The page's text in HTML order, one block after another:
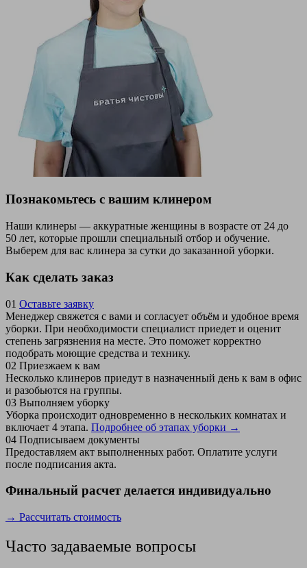
Познакомьтесь с вашим клинером
Наши клинеры — аккуратные женщины в возрасте от 24 до
50 лет, которые прошли специальный отбор и обучение.
Выберем для вас клинера за сутки до заказанной уборки.
Как сделать заказ
01 Оставьте заявку
Менеджер свяжется с вами и согласует объём и удобное время
уборки. При необходимости специалист приедет и оценит
степень загрязнения на месте. Это поможет корректно
подобрать моющие средства и технику.
02 Приезжаем к вам
Несколько клинеров приедут в назначенный день к вам в офис
и разобьются на группы.
03 Выполняем уборку
Уборка происходит одновременно в нескольких комнатах и
включает 4 этапа. Подробнее об этапах уборки →
04 Подписываем документы
Предоставляем акт выполненных работ. Оплатите услуги
после подписания акта.
Финальный расчет делается индивидуально
→ Рассчитать стоимость
Часто задаваемые вопросы